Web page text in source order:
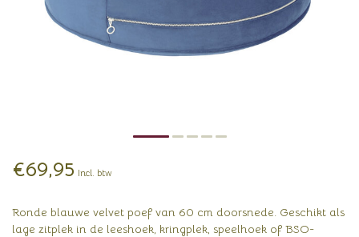
€69,95 Incl. btw
Ronde blauwe velvet poef van 60 cm doorsnede. Geschikt als
lage zitplek in de leeshoek, kringplek, speelhoek of BSO-